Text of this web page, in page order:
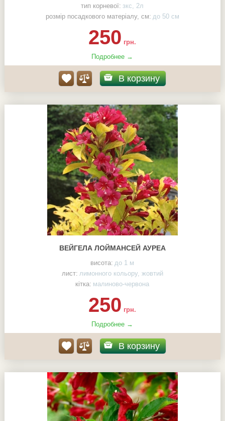
тип корневої: зкс, 2л
розмір посадкового матеріалу, см: до 50 см
250 грн.
Подробнее →
В корзину
ВЕЙГЕЛА ЛОЙМАНСЕЙ АУРЕА
висота: до 1 м
лист: лимонного кольору, жовтий
кітка: малиново-червона
250 грн.
Подробнее →
В корзину